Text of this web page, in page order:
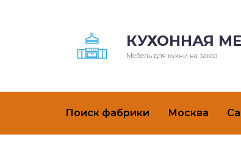
КУХОННАЯ
Мебель для кухни на заказ
Поиск фабрики Москва